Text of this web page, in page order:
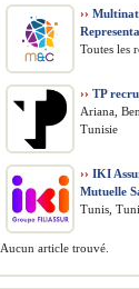
››
Toutes les
›› TP
Ariana,
Tunisie
›› IKI
Mutuelle
Tunis,
Aucun article trouvé.